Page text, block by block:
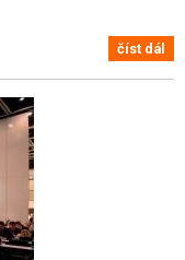
číst dál